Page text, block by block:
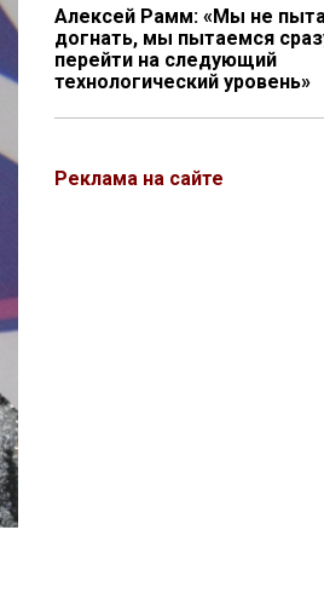
Алексей Рамм: «Мы не
догнать, мы пытаемся
перейти на следующий
технологический уровень»
Реклама на сайте